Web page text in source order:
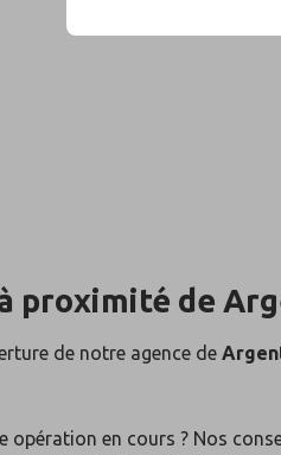
proximité de
de notre agence de
opération en cours ? Nos